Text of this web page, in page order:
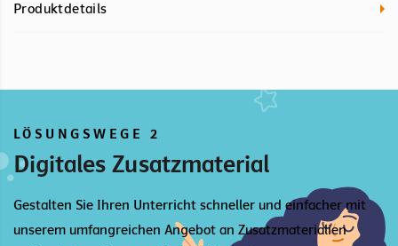
Produktdetails
LÖSUNGSWEGE 2
Digitales Zusatzmaterial
Gestalten Sie Ihren Unterricht schneller und einfacher mit
unserem umfangreichen Angebot an Zusatzmaterialien